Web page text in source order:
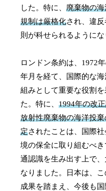
した。特に、廃棄物の
規制は厳格化され、違
則が科せられるようにな
ロンドン条約は、1972
年月を経て、国際的な
組みとして重要な役割
た。特に、1994年の改
放射性廃棄物の海洋投
定されたことは、国際
境の保全に取り組むべ
通認識を生み出す上で、
なりました。日本は、
成果を踏まえ、今後も